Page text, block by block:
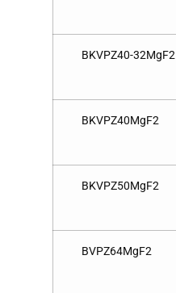
BKVPZ40-32MgF2
BKVPZ40MgF2
BKVPZ50MgF2
BVPZ64MgF2